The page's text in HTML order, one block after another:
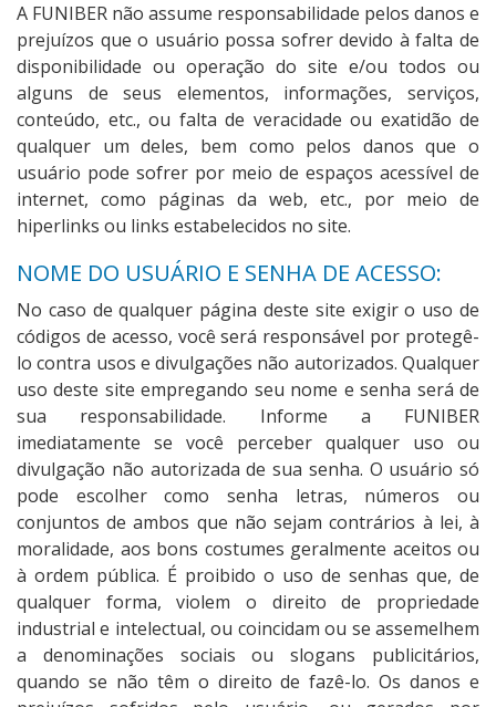
A FUNIBER não assume responsabilidade pelos danos e
prejuízos que o usuário possa sofrer devido à falta de
disponibilidade ou operação do site e/ou todos ou
alguns de seus elementos, informações, serviços,
conteúdo, etc., ou falta de veracidade ou exatidão de
qualquer um deles, bem como pelos danos que o
usuário pode sofrer por meio de espaços acessível de
internet, como páginas da web, etc., por meio de
hiperlinks ou links estabelecidos no site.
NOME DO USUÁRIO E SENHA DE ACESSO:
No caso de qualquer página deste site exigir o uso de
códigos de acesso, você será responsável por protegê-
lo contra usos e divulgações não autorizados. Qualquer
uso deste site empregando seu nome e senha será de
sua responsabilidade. Informe a FUNIBER
imediatamente se você perceber qualquer uso ou
divulgação não autorizada de sua senha. O usuário só
pode escolher como senha letras, números ou
conjuntos de ambos que não sejam contrários à lei, à
moralidade, aos bons costumes geralmente aceitos ou
à ordem pública. É proibido o uso de senhas que, de
qualquer forma, violem o direito de propriedade
industrial e intelectual, ou coincidam ou se assemelhem
a denominações sociais ou slogans publicitários,
quando se não têm o direito de fazê-lo. Os danos e